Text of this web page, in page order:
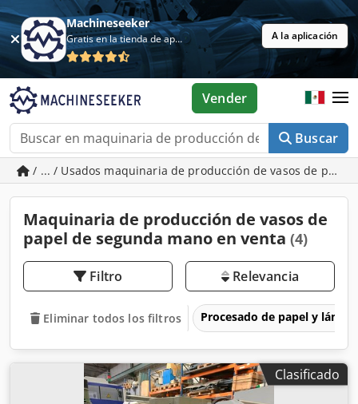
Machineseeker
Gratis en la tienda de aplicaciones A la aplicación
Buscar
Vender
/ ... / Usados maquinaria de producción de vasos de papel
Maquinaria de producción de vasos de
papel de segunda mano en venta (4)
Filtro Relevancia
Eliminar todos los filtros Procesado de papel y
Clasificado